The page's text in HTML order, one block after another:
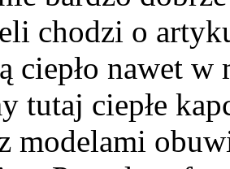
chodzi o
ciepło nawet
tutaj ciepłe
modelami